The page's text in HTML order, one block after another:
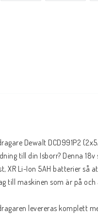
Dewalt DCD991P2
till din Isborr? Denna
XR Li-Ion 5AH batterier så
till maskinen som är på
levereras komplett